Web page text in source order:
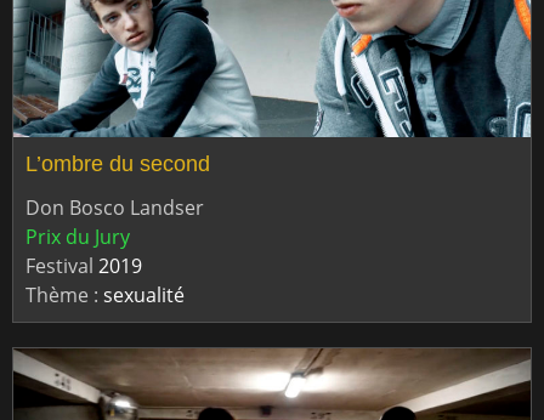
L’ombre du second
Don Bosco Landser
Prix du Jury
Festival 2019
Thème : sexualité